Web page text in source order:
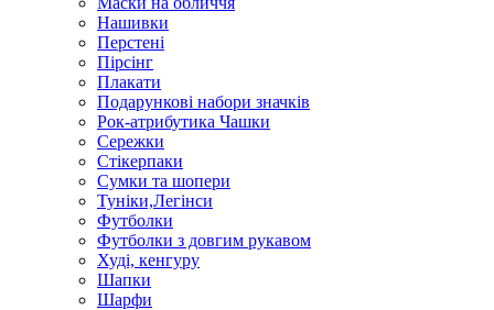
Нашивки
Перстені
Пірсінг
Плакати
Подарункові набори значків
Рок-атрибутика Чашки
Сережки
Стікерпаки
Сумки та шопери
Туніки,Легінси
Футболки
Футболки з довгим рукавом
Худі, кенгуру
Шапки
Шарфи